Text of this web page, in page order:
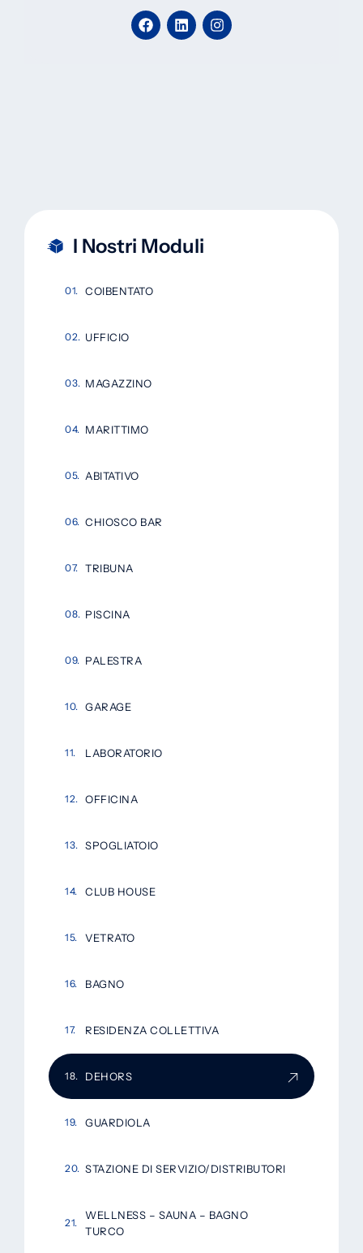
I Nostri Moduli
COIBENTATO
UFFICIO
MAGAZZINO
MARITTIMO
ABITATIVO
CHIOSCO BAR
TRIBUNA
PISCINA
PALESTRA
GARAGE
LABORATORIO
OFFICINA
SPOGLIATOIO
CLUB HOUSE
VETRATO
BAGNO
RESIDENZA COLLETTIVA
DEHORS
GUARDIOLA
STAZIONE DI SERVIZIO/DISTRIBUTORI
WELLNESS – SAUNA – BAGNO
TURCO